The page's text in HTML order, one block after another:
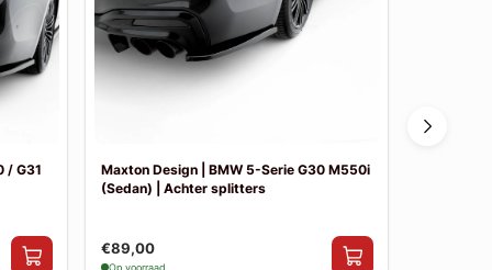
/ G31
Maxton Design | BMW 5-Serie G30 M550i
(Sedan) | Achter splitters
€89,00
Op voorraad